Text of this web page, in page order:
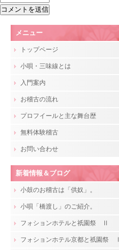
メニュー
トップページ
小唄・三味線とは
入門案内
お稽古の流れ
プロフイールと主な舞台歴
無料体験稽古
お問い合わせ
新着情報＆ブログ
小鼓のお稽古は「供奴」。
小唄「橋渡し」のご紹介。
フォションホテルと祇園祭 Ⅱ
フォションホテル京都と祇園祭 Ⅰ